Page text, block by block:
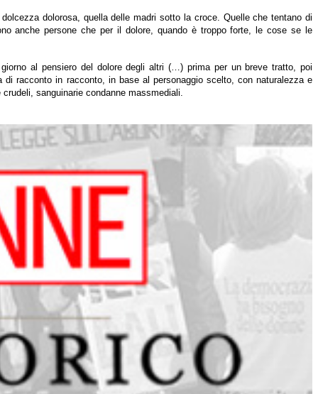
dolorosa, quella delle madri sotto la croce. Quelle che tentano di
anche persone che per il dolore, quando è troppo forte, le cose se le
al pensiero del dolore degli altri (…) prima per un breve tratto, poi
racconto in racconto, in base al personaggio scelto, con naturalezza e
sanguinarie condanne massmediali.